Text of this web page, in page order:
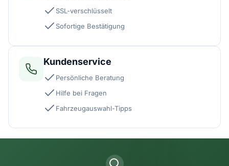
SSL-verschlüsselt
Sofortige Bestätigung
Kundenservice
Persönliche Beratung
Hilfe bei Fragen
Fahrzeugauswahl-Tipps